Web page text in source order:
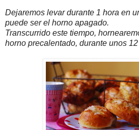
Dejaremos levar durante 1 hora en
puede ser el horno apagado.
Transcurrido este tiempo,
horno precalentado, durante unos